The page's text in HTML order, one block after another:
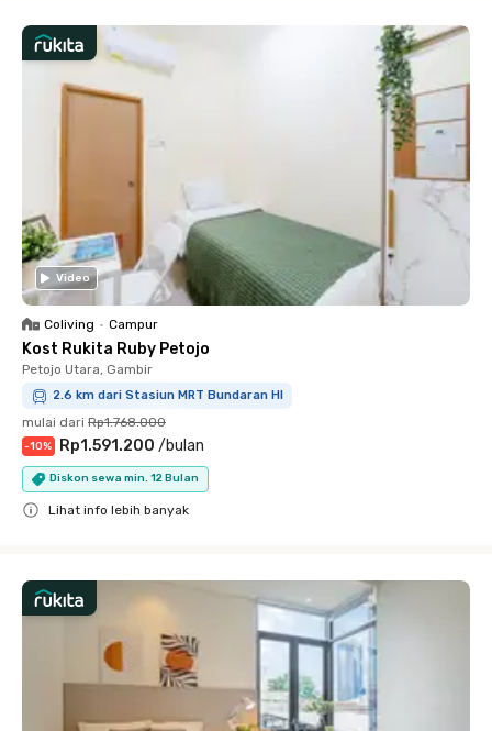
Video
Coliving • Campur
Kost Rukita Ruby Petojo
Petojo Utara, Gambir
2.6 km dari Stasiun MRT Bundaran HI
mulai dari Rp1.768.000
-10% Rp1.591.200 /bulan
Diskon sewa min. 12 Bulan
Lihat info lebih banyak